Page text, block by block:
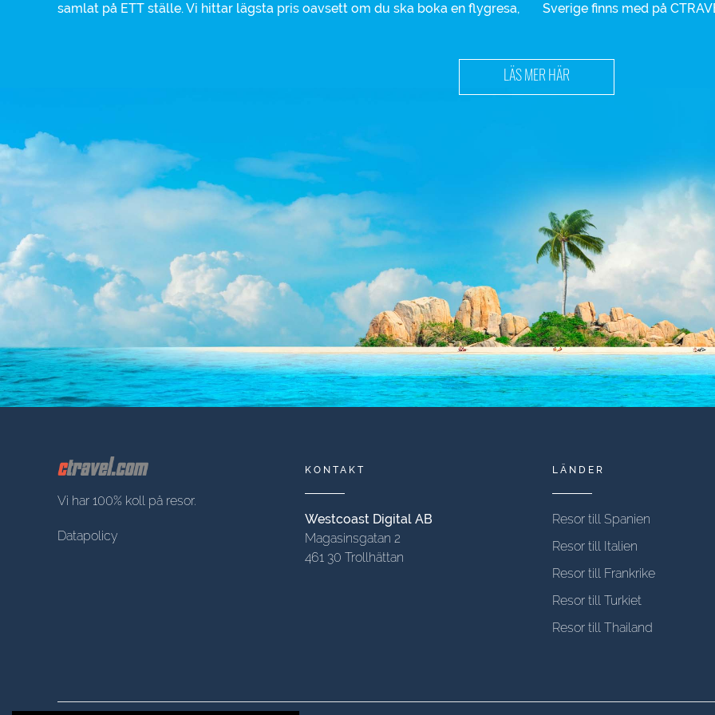
samlat på ETT ställe. Vi hittar lägsta pris oavsett om du ska boka en flygresa,
Sverige finns med på
LÄS MER HÄR
Vi har 100% koll på resor.
Datapolicy
KONTAKT
Westcoast Digital AB
Magasinsgatan 2
461 30 Trollhättan
LÄNDER
Resor till Spanien
Resor till Italien
Resor till Frankrike
Resor till Turkiet
Resor till Thailand